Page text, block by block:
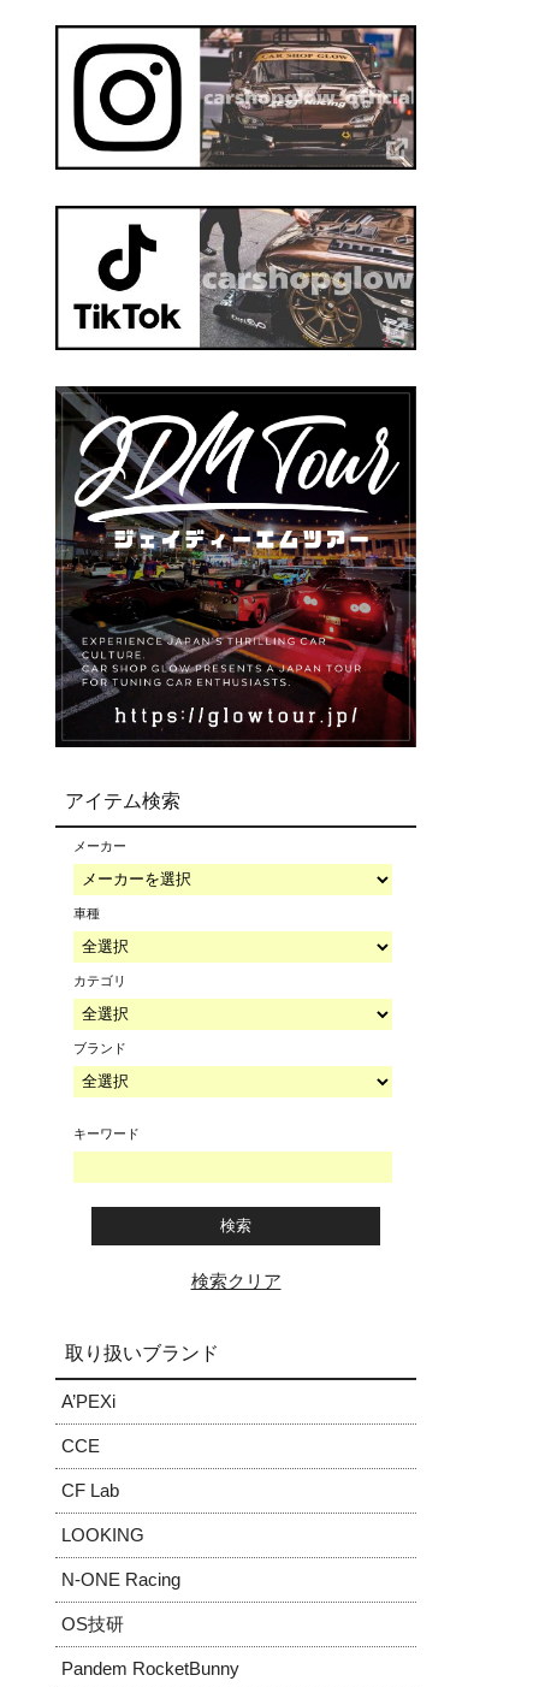
アイテム検索
メーカー
車種
カテゴリ
ブランド
キーワード
検索クリア
取り扱いブランド
A’PEXi
CCE
CF Lab
LOOKING
N-ONE Racing
OS技研
Pandem RocketBunny